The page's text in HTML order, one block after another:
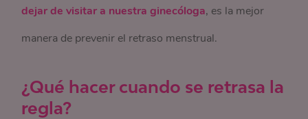
dejar de visitar a nuestra ginecóloga, es la mejor
manera de prevenir el retraso menstrual.
¿Qué hacer cuando se retrasa la
regla?